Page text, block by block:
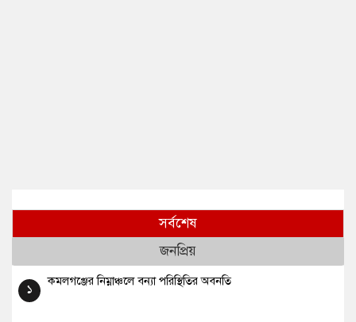
সর্বশেষ
জনপ্রিয়
১
কমলগঞ্জের নিম্নাঞ্চলে বন্যা পরিস্থিতির অবনতি